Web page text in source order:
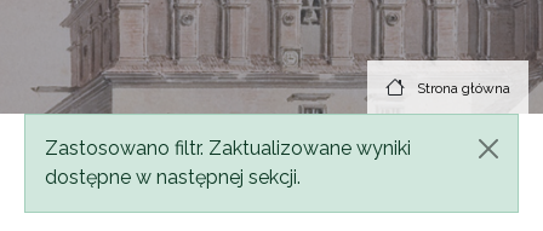
Strona główna
Komunikat
Zastosowano filtr. Zaktualizowane wyniki
dostępne w następnej sekcji.